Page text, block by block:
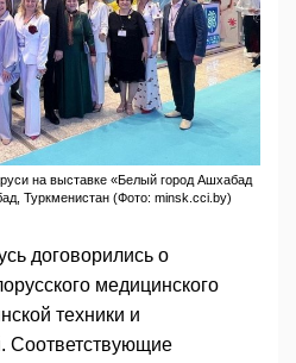
на выставке «Белый город Ашхабад
Туркменистан (Фото: minsk.cci.by)
договорились о
медицинского
техники и
Соответствующие